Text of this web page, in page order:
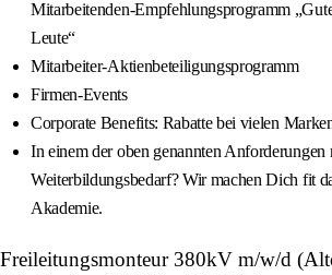
Mitarbeitenden-Empfehlungsprogramm
Leute“
Mitarbeiter-Aktienbeteiligungsprogramm
Firmen-Events
Corporate Benefits: Rabatte bei vielen
In einem der oben genannten Anforderungen
Weiterbildungsbedarf? Wir machen Dich fit
Akademie.
Freileitungsmonteur 380kV m/w/d